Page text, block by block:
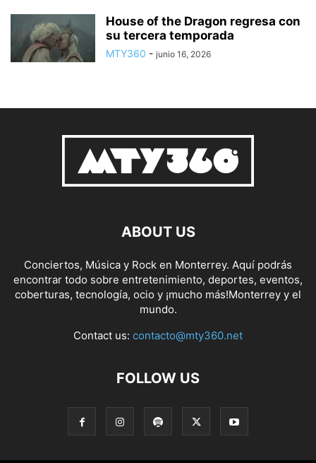
House of the Dragon regresa con
su tercera temporada
MTY360 - junio 16, 2026
ABOUT US
Conciertos, Música y Rock en Monterrey. Aquí podrás
encontrar todo sobre entretenimiento, deportes, eventos,
coberturas, tecnología, ocio y ¡mucho más!Monterrey y el
mundo.
Contact us: contacto@mty360.net
FOLLOW US